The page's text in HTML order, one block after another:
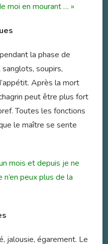
moi en mourant … »
la phase de
soupirs,
Après la mort
peut être plus fort
Toutes les fonctions
le maître se sente
mois et depuis je ne
peux plus de la
jalousie, égarement. Le